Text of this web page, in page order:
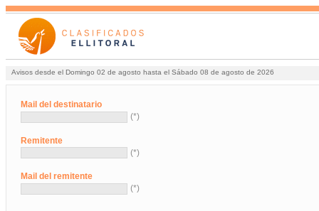
Avisos desde el Domingo 02 de agosto hasta el Sábado 08 de agosto de 2026
Mail del destinatario
(*)
Remitente
(*)
Mail del remitente
(*)